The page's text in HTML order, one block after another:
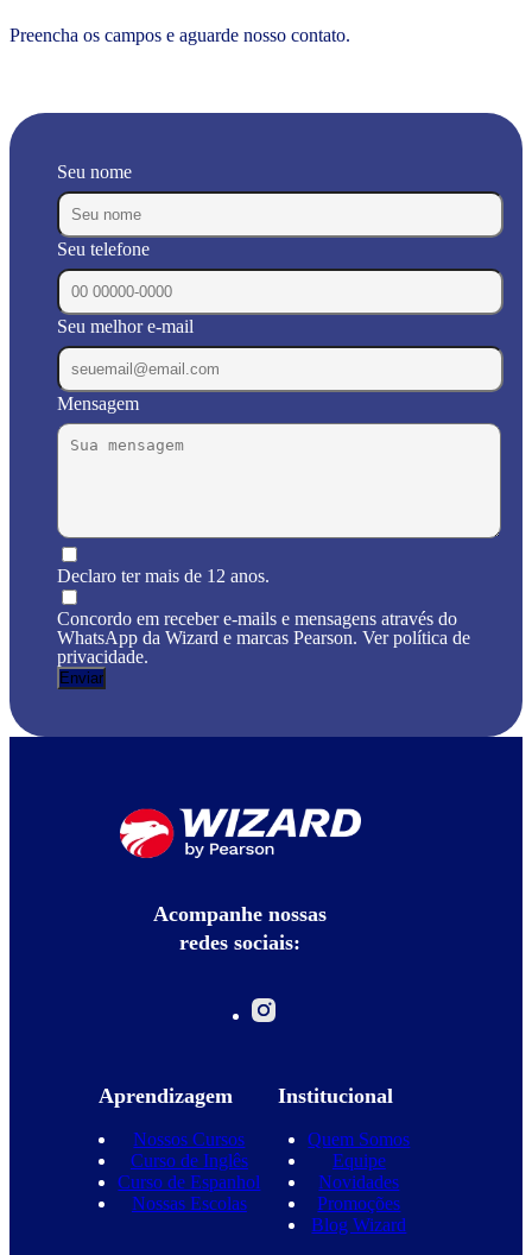
Preencha os campos e aguarde nosso contato.
Seu nome
Seu telefone
Seu melhor e-mail
Mensagem
Declaro ter mais de 12 anos.
Concordo em receber e-mails e mensagens através do
WhatsApp da Wizard e marcas Pearson. Ver política de
privacidade.
Acompanhe nossas
redes sociais:
Aprendizagem
Nossos Cursos
Curso de Inglês
Curso de Espanhol
Nossas Escolas
Institucional
Quem Somos
Equipe
Novidades
Promoções
Blog Wizard